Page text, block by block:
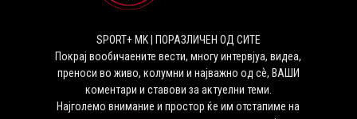
SPORT+ MK | ПОРАЗЛИЧЕН ОД СИТЕ
Покрај вообичаените вести, многу интервјуа, видеа,
преноси во живо, колумни и најважно од сѐ, ВАШИ
коментари и ставови за актуелни теми.
Најголемо внимание и простор ќе им отстапиме на